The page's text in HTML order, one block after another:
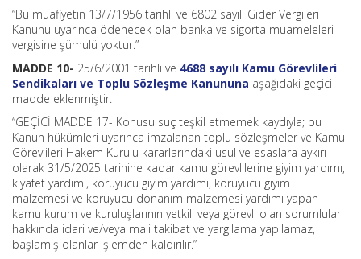
“Bu muafiyetin 13/7/1956 tarihli ve 6802 sayılı Gider Vergileri
Kanunu uyarınca ödenecek olan banka ve sigorta muameleleri
vergisine şümulü yoktur.”
MADDE 10- 25/6/2001 tarihli ve 4688 sayılı Kamu Görevlileri
Sendikaları ve Toplu Sözleşme Kanununa aşağıdaki geçici
madde eklenmiştir.
“GEÇİCİ MADDE 17- Konusu suç teşkil etmemek kaydıyla; bu
Kanun hükümleri uyarınca imzalanan toplu sözleşmeler ve Kamu
Görevlileri Hakem Kurulu kararlarındaki usul ve esaslara aykırı
olarak 31/5/2025 tarihine kadar kamu görevlilerine giyim yardımı,
kıyafet yardımı, koruyucu giyim yardımı, koruyucu giyim
malzemesi ve koruyucu donanım malzemesi yardımı yapan
kamu kurum ve kuruluşlarının yetkili veya görevli olan sorumluları
hakkında idari ve/veya mali takibat ve yargılama yapılamaz,
başlamış olanlar işlemden kaldırılır.”